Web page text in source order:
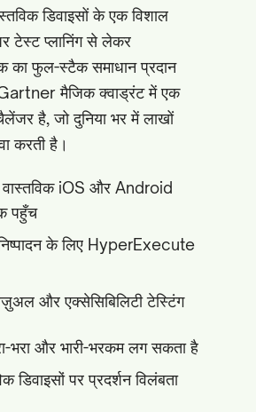
डिवाइसों के एक विशाल
टेस्ट प्लानिंग से लेकर
का फुल-स्टैक समाधान प्रदान
मैजिक क्वाड्रंट में एक
चैलेंजर है, जो दुनिया भर में लाखों
करती है।
iOS और Android
पहुँच
के लिए HyperExecute
और एक्सेसिबिलिटी टेस्टिंग
भरा और भारी-भरकम लग सकता है
डिवाइसों पर प्रदर्शन विलंबता